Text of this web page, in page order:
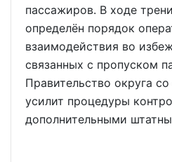
пассажиров. В ходе
определён порядок
взаимодействия во
связанных с пропуском
Правительство округа
усилит процедуры
дополнительными